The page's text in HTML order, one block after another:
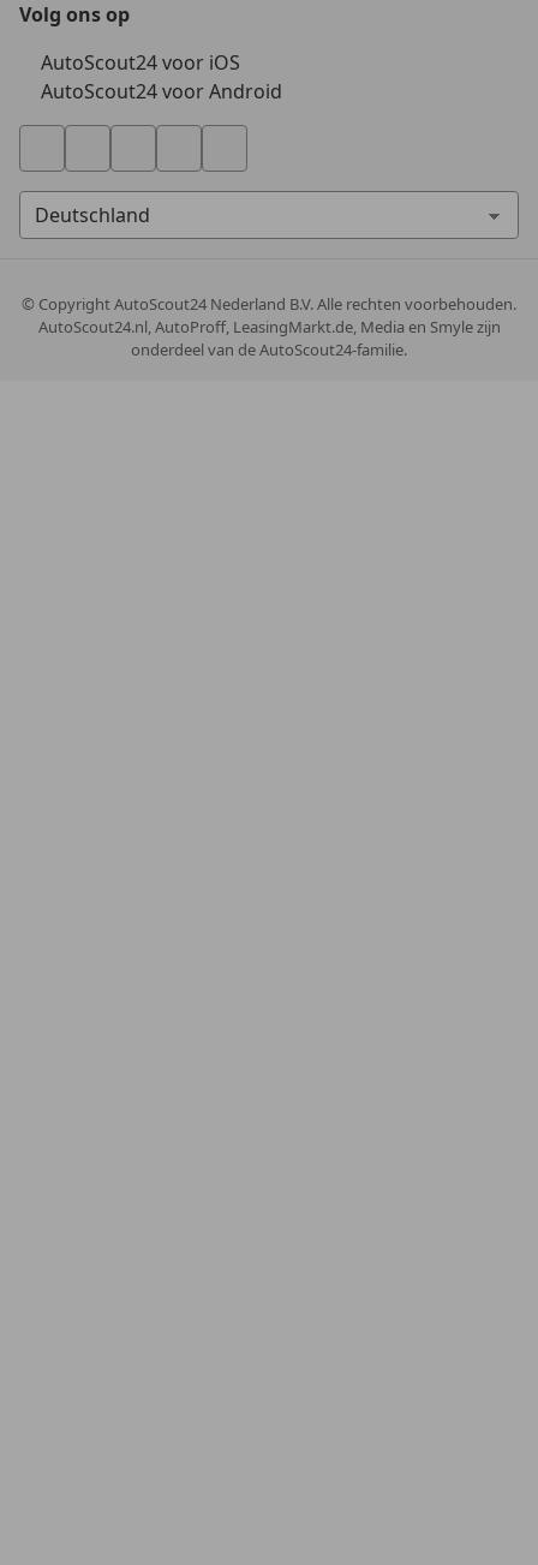
Volg ons op
AutoScout24 voor iOS
AutoScout24 voor Android
© CopyrightAutoScout24 Nederland B.V. Alle rechten voorbehouden.
AutoScout24.nl, AutoProff, LeasingMarkt.de, Media en Smyle zijn
onderdeel van de AutoScout24-familie.